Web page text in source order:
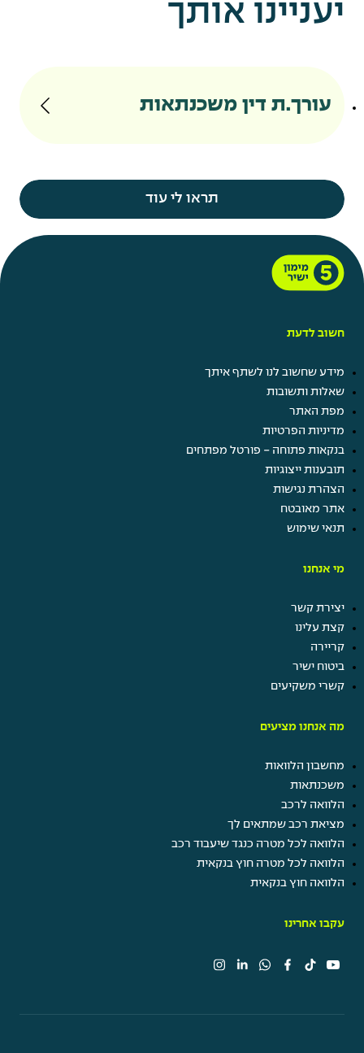
יעניינו אותך
עורך.ת דין משכנתאות
תראו לי עוד
חשוב לדעת
מידע שחשוב לנו לשתף איתך
שאלות ותשובות
מפת האתר
מדיניות הפרטיות
בנקאות פתוחה - פורטל מפתחים
תובענות ייצוגיות
הצהרת נגישות
אתר מאובטח
תנאי שימוש
מי אנחנו
יצירת קשר
קצת עלינו
קריירה
ביטוח ישיר
קשרי משקיעים
מה אנחנו מציעים
מחשבון הלוואות
משכנתאות
הלוואה לרכב
מציאת רכב שמתאים לך
הלוואה לכל מטרה כנגד שיעבוד רכב
הלוואה לכל מטרה חוץ בנקאית
הלוואה חוץ בנקאית
עקבו אחרינו